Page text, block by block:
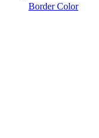
Border Color